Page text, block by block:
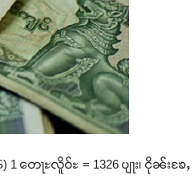
တေႃႊလိူဝ်ႊ = 1326 ပျႃး၊ ငိုၼ်းၶႄ